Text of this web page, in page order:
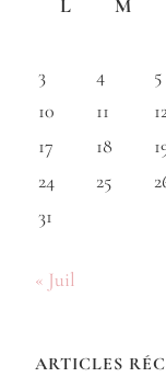
L
M
3
4 5
10
11
17
18
24
25
31
« Juil
ARTICLES